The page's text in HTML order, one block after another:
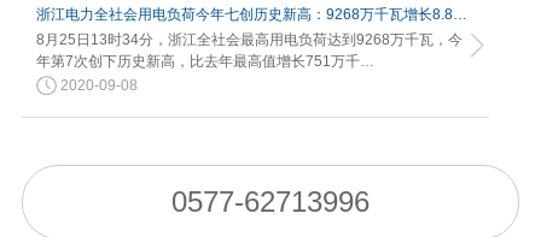
浙江电力全社会用电负荷今年七创历史新高：9268万千瓦增长8.82%
8月25日13时34分，浙江全社会最高用电负荷达到9268万千瓦，今
年第7次创下历史新高，比去年最高值增长751万千…
2020-09-08
0577-62713996